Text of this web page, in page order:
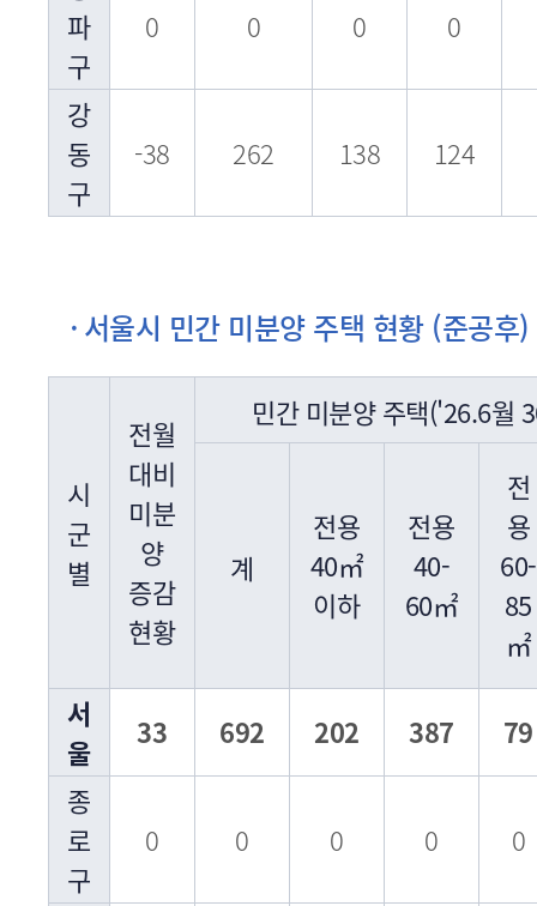
파
구
0 0 0 0
강
동
구
-38 262 138 124
서울시 민간 미분양 주택 현황 (준공
시
군
별
전월
대비
미분
양
증감
현황
민간 미분양 주택('26.6월
계
전용
40㎡
이하
전용
40-
60㎡
전
용
60-
85
㎡
서
울
33 692 202 387
79
종
로
구
0 0 0 0 0